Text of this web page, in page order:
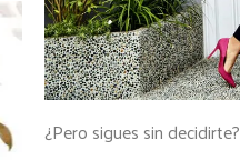
¿Pero sigues sin decidirte?